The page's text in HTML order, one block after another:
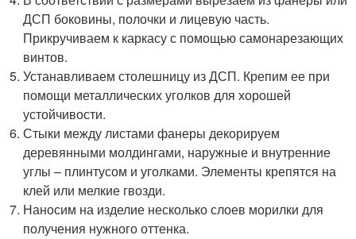
ДСП боковины, полочки и лицевую часть.
Прикручиваем к каркасу с помощью самонарезающих
винтов.
Устанавливаем столешницу из ДСП. Крепим ее при
помощи металлических уголков для хорошей
устойчивости.
Стыки между листами фанеры декорируем
деревянными молдингами, наружные и внутренние
углы – плинтусом и уголками. Элементы крепятся на
клей или мелкие гвозди.
Наносим на изделие несколько слоев морилки для
получения нужного оттенка.